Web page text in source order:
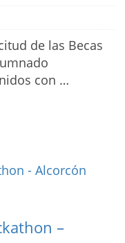
de las Becas
con …
–